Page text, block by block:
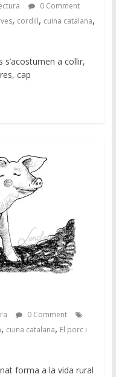
0 Comment
, cordill, cuina catalana,
s’acostumen a collir,
cap
0 Comment
, cuina catalana, El porc i
forma a la vida rural